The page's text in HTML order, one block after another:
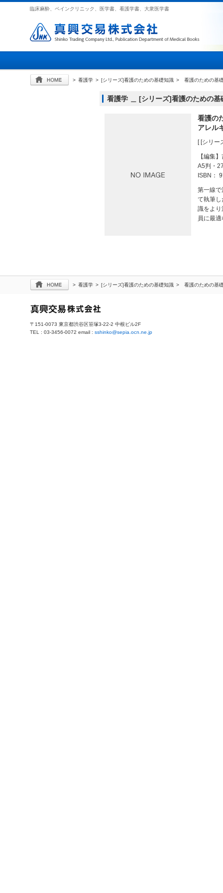
臨床麻酔、ペインクリニック、医学書、看護学書、大衆医学書
> 看護学 > [シリーズ]看護のための基礎知識 > 看護のための基
看護学 ＿ [シリーズ]看護のための基
看護の
アレル
[ [シリー
【編集
A5判・
ISBN：
第一線で
て執筆し
識をより
員に最
> 看護学 > [シリーズ]看護のための基礎知識 > 看護のための基
〒151-0073 東京都渋谷区笹塚3-22-2 中根ビル2F
TEL : 03-3456-0072 email : sshinko@sepia.ocn.ne.jp